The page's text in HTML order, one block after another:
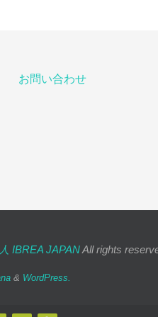
お問い合わせ
IBREA JAPANAll rights
& WordPress.